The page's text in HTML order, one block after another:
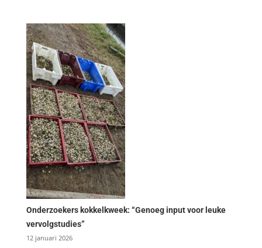
Onderzoekers kokkelkweek: “Genoeg input voor leuke
vervolgstudies”
12 januari 2026